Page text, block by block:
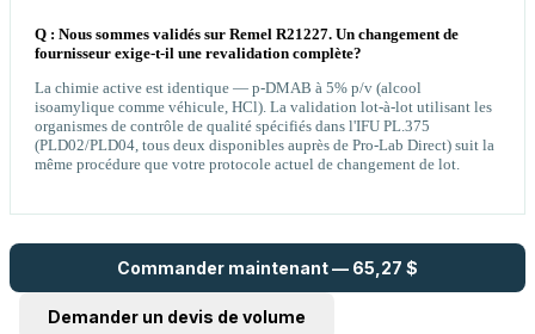
Q : Nous sommes validés sur Remel R21227. Un changement de
fournisseur exige-t-il une revalidation complète?
La chimie active est identique — p-DMAB à 5% p/v (alcool
isoamylique comme véhicule, HCl). La validation lot-à-lot utilisant les
organismes de contrôle de qualité spécifiés dans l'IFU PL.375
(PLD02/PLD04, tous deux disponibles auprès de Pro-Lab Direct) suit la
même procédure que votre protocole actuel de changement de lot.
Commander maintenant — 65,27 $
Demander un devis de volume